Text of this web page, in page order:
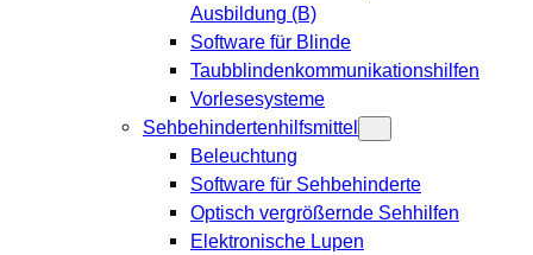
Ausbildung (B)
Software für Blinde
Taubblindenkommunikationshilfen
Vorlesesysteme
Sehbehindertenhilfsmittel
Beleuchtung
Software für Sehbehinderte
Optisch vergrößernde Sehhilfen
Elektronische Lupen